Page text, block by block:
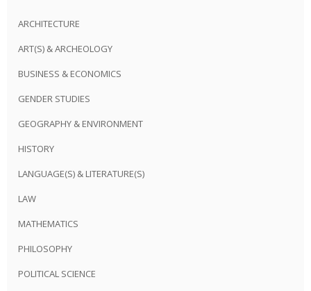
ARCHITECTURE
ART(S) & ARCHEOLOGY
BUSINESS & ECONOMICS
GENDER STUDIES
GEOGRAPHY & ENVIRONMENT
HISTORY
LANGUAGE(S) & LITERATURE(S)
LAW
MATHEMATICS
PHILOSOPHY
POLITICAL SCIENCE